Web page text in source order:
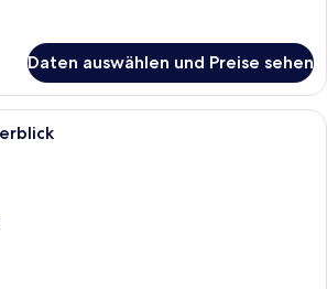
Daten auswählen und Preise sehen
Ein Hotelzimmer mit zwei Betten,